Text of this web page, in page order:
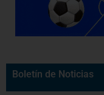
Boletín de Noticias